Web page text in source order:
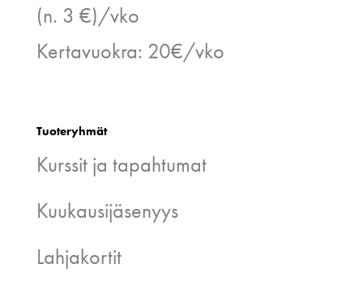
(n. 3 €)/vko
Kertavuokra: 20€/vko
Tuoteryhmät
Kurssit ja tapahtumat
Kuukausijäsenyys
Lahjakortit